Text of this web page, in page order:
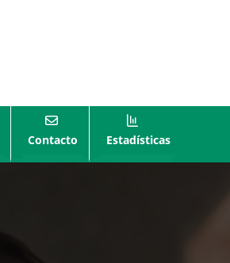
Contacto Estadísticas